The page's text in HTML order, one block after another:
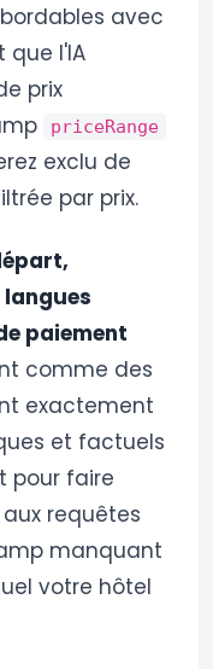
avec
que l'IA
prix
priceRange
exclu de
par prix.
paiement
comme des
exactement
et factuels
pour faire
requêtes
manquant
votre hôtel